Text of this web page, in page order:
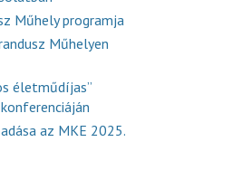
Műhely programja
Műhelyen
életműdíjas”
az MKE 2025.